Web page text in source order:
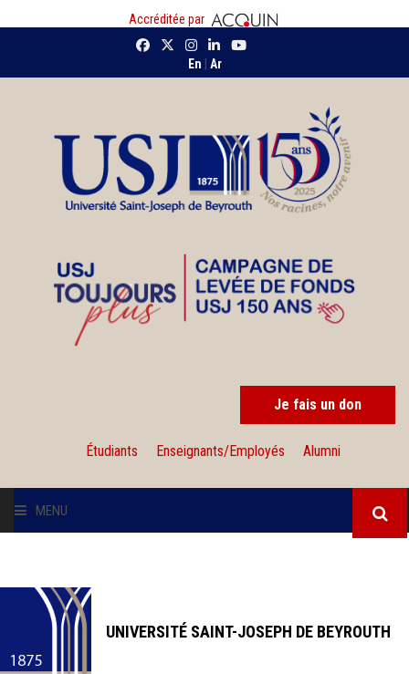
Accréditée par
En Ar
Je fais un don
Étudiants Enseignants/Employés Alumni
MENU
INSTITUTIONS
ADMISSION
UNIVERSITÉ SAINT-JOSEPH DE BEYROUTH